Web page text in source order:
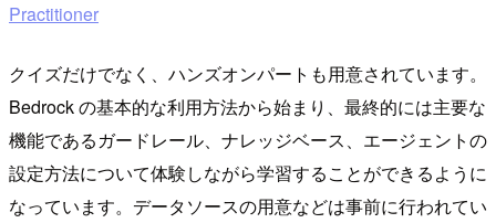
Practitioner
クイズだけでなく、ハンズオンパートも用意されています。
Bedrock の基本的な利用方法から始まり、最終的には主要な
機能であるガードレール、ナレッジベース、エージェントの
設定方法について体験しながら学習することができるように
なっています。データソースの用意などは事前に行われてい